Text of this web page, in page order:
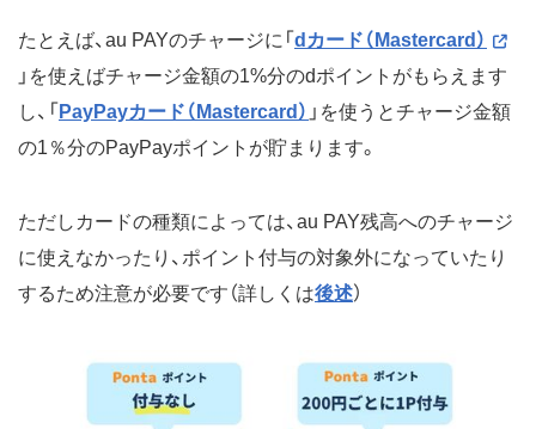
たとえば、au PAYのチャージに「 dカード（Mastercard）
」を使えばチャージ金額の1%分のdポイントがもらえます
し、「 PayPayカード（Mastercard） 」を使うとチャージ金額
の1％分のPayPayポイントが貯まります。
ただしカードの種類によっては、au PAY残高へのチャージ
に使えなかったり、ポイント付与の対象外になっていたり
するため注意が必要です（詳しくは後述）